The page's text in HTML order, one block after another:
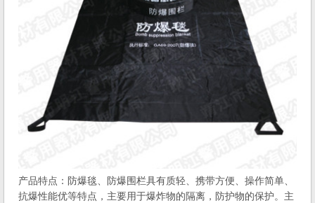
产品特点：防爆毯、防爆围栏具有质轻、携带方便、操作简单、
抗爆性能优等特点，主要用于爆炸物的隔离，防护物的保护。主